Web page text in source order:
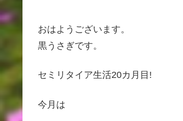
おはようございます。
黒うさぎです。
セミリタイア生活20カ月目!
今月は